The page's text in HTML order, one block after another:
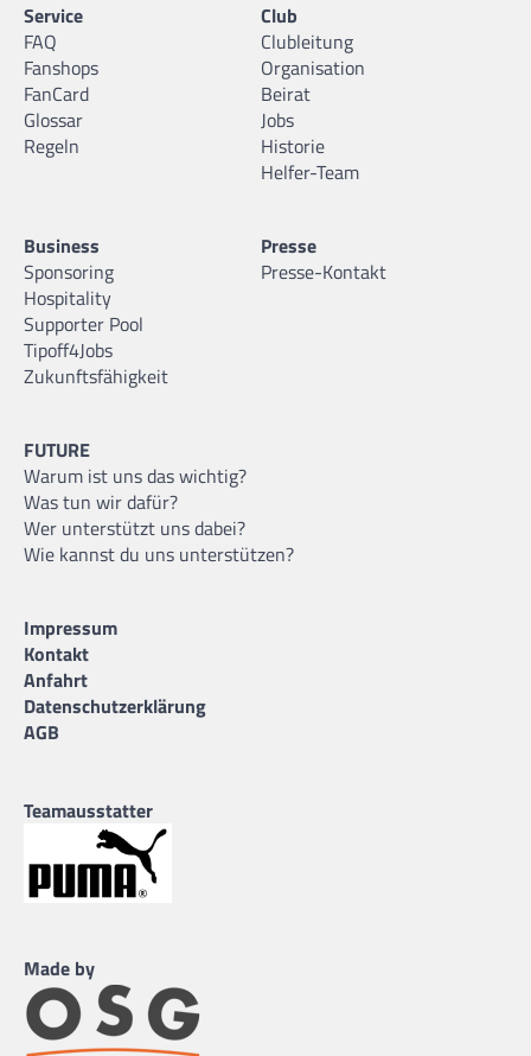
Service
FAQ
Fanshops
FanCard
Glossar
Regeln
Club
Clubleitung
Organisation
Beirat
Jobs
Historie
Helfer-Team
Business
Sponsoring
Hospitality
Supporter Pool
Tipoff4Jobs
Zukunftsfähigkeit
Presse
Presse-Kontakt
FUTURE
Warum ist uns das wichtig?
Was tun wir dafür?
Wer unterstützt uns dabei?
Wie kannst du uns unterstützen?
Impressum
Kontakt
Anfahrt
Datenschutzerklärung
AGB
Teamausstatter
Made by